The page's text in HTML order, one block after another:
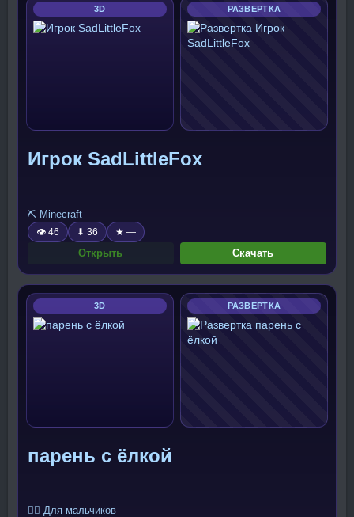
3D РАЗВЕРТКА
Игрок SadLittleFox
⛏️ Minecraft
👁 46 ⬇ 36 ★ —
Открыть Скачать
3D РАЗВЕРТКА
парень с ёлкой
🧍‍♂️ Для мальчиков